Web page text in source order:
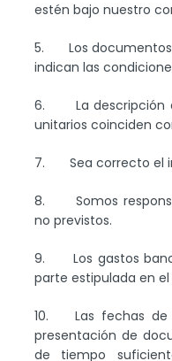
estén bajo nuestro
5. Los documentos
indican las
6. La descripción
unitarios coinciden
7. Sea correcto el
8. Somos
no previstos.
9. Los gastos
parte estipulada en
10. Las fechas de
presentación de
de tiempo